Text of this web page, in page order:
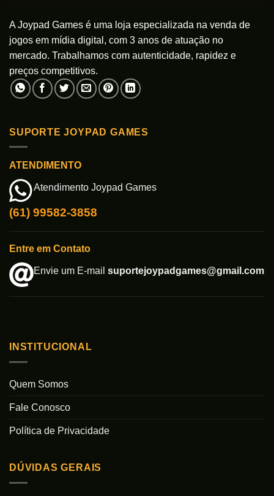
A Joypad Games é uma loja especializada na venda de
jogos em mídia digital, com 3 anos de atuação no
mercado. Trabalhamos com autenticidade, rapidez e
preços competitivos.
SUPORTE JOYPAD GAMES
ATENDIMENTO
Atendimento Joypad Games
(61) 99582-3858
Entre em Contato
Envie um E-mail suportejoypadgames@gmail.com
INSTITUCIONAL
Quem Somos
Fale Conosco
Política de Privacidade
DÚVIDAS GERAIS